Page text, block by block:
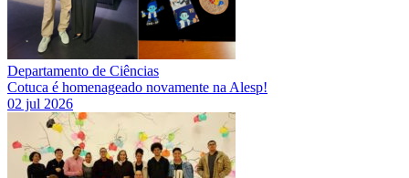
Departamento de Ciências
Cotuca é homenageado novamente na Alesp!
02 jul 2026